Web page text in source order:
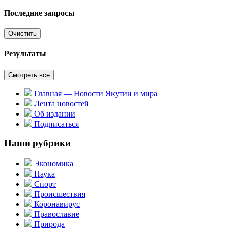
Последние запросы
Очистить
Результаты
Смотреть все
Главная — Новости Якутии и мира
Лента новостей
Об издании
Подписаться
Наши рубрики
Экономика
Наука
Спорт
Происшествия
Коронавирус
Православие
Природа